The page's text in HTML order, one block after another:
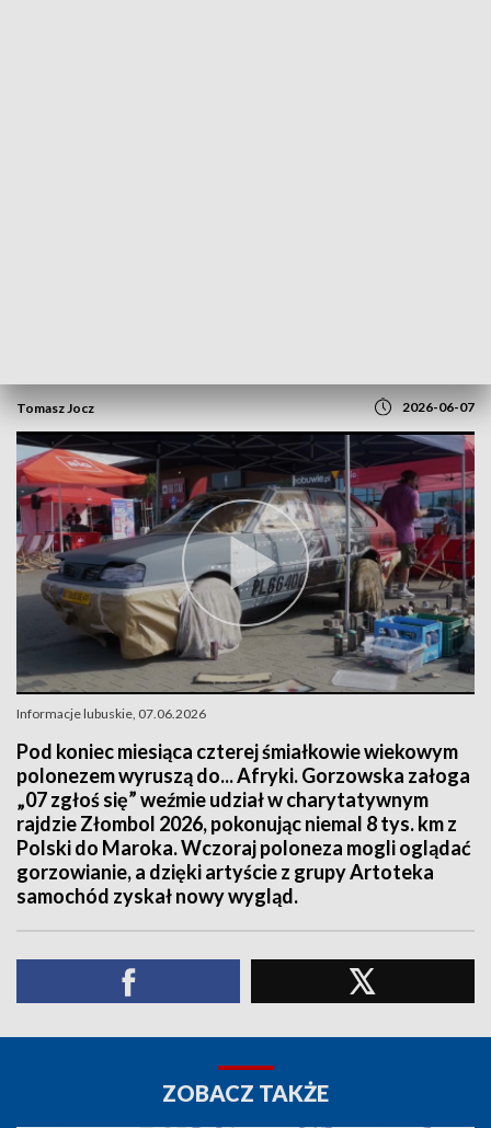
Tomasz Jocz 2026-06-07
Informacje lubuskie, 07.06.2026
Pod koniec miesiąca czterej śmiałkowie wiekowym
polonezem wyruszą do... Afryki. Gorzowska załoga
„07 zgłoś się” weźmie udział w charytatywnym
rajdzie Złombol 2026, pokonując niemal 8 tys. km z
Polski do Maroka. Wczoraj poloneza mogli oglądać
gorzowianie, a dzięki artyście z grupy Artoteka
samochód zyskał nowy wygląd.
ZOBACZ TAKŻE